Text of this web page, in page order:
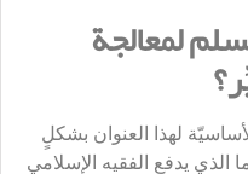
لمعالجة
لهذا العنوان بشكلٍ
الذي يدفع الفقيه الإسلامي